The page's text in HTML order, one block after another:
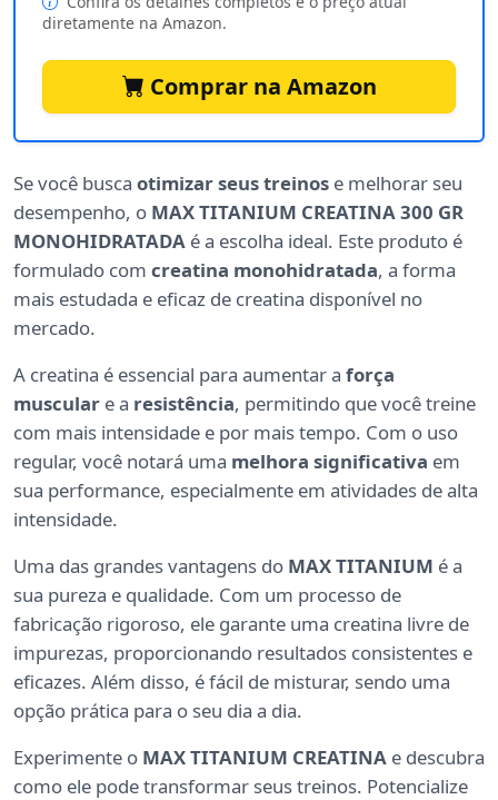
diretamente na Amazon.
Comprar na Amazon
Se você busca otimizar seus treinos e melhorar seu
desempenho, o MAX TITANIUM CREATINA 300 GR
MONOHIDRATADA é a escolha ideal. Este produto é
formulado com creatina monohidratada, a forma
mais estudada e eficaz de creatina disponível no
mercado.
A creatina é essencial para aumentar a força
muscular e a resistência, permitindo que você treine
com mais intensidade e por mais tempo. Com o uso
regular, você notará uma melhora significativa em
sua performance, especialmente em atividades de alta
intensidade.
Uma das grandes vantagens do MAX TITANIUM é a
sua pureza e qualidade. Com um processo de
fabricação rigoroso, ele garante uma creatina livre de
impurezas, proporcionando resultados consistentes e
eficazes. Além disso, é fácil de misturar, sendo uma
opção prática para o seu dia a dia.
Experimente o MAX TITANIUM CREATINA e descubra
como ele pode transformar seus treinos. Potencialize